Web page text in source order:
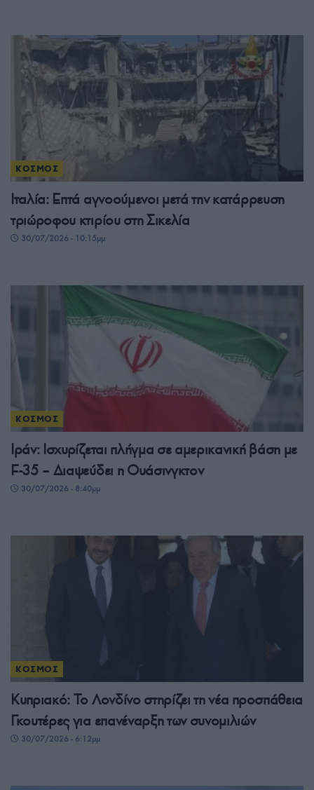
ΚΟΣΜΟΣ
Ιταλία: Επτά αγνοούμενοι μετά την κατάρρευση
τριώροφου κτιρίου στη Σικελία
30/07/2026 - 10:15μμ
ΚΟΣΜΟΣ
Ιράν: Ισχυρίζεται πλήγμα σε αμερικανική βάση με
F-35 – Διαψεύδει η Ουάσινγκτον
30/07/2026 - 8:40μμ
ΚΟΣΜΟΣ
Κυπριακό: Το Λονδίνο στηρίζει τη νέα προσπάθεια
Γκουτέρες για επανέναρξη των συνομιλιών
30/07/2026 - 6:12μμ